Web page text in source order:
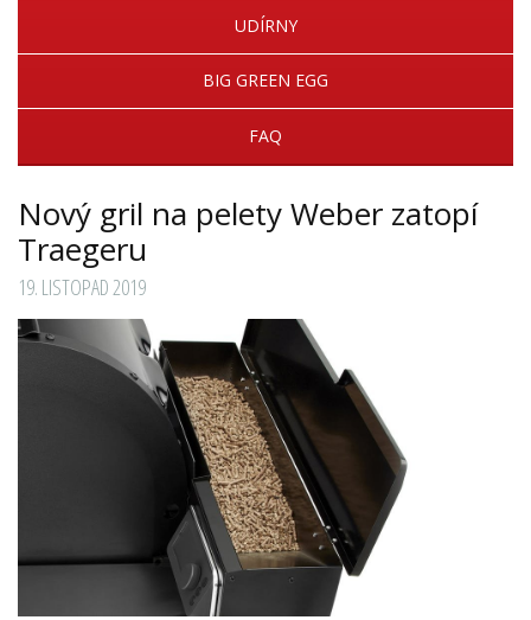
UDÍRNY
BIG GREEN EGG
FAQ
Nový gril na pelety Weber zatopí
Traegeru
19. LISTOPAD 2019